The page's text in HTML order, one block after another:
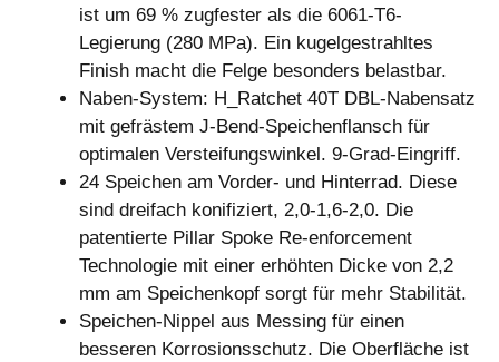
ist um 69 % zugfester als die 6061-T6-
Legierung (280 MPa). Ein kugelgestrahltes
Finish macht die Felge besonders belastbar.
Naben-System: H_Ratchet 40T DBL-Nabensatz
mit gefrästem J-Bend-Speichenflansch für
optimalen Versteifungswinkel. 9-Grad-Eingriff.
24 Speichen am Vorder- und Hinterrad. Diese
sind dreifach konifiziert, 2,0-1,6-2,0. Die
patentierte Pillar Spoke Re-enforcement
Technologie mit einer erhöhten Dicke von 2,2
mm am Speichenkopf sorgt für mehr Stabilität.
Speichen-Nippel aus Messing für einen
besseren Korrosionsschutz. Die Oberfläche ist